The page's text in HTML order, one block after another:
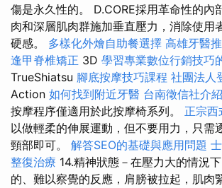
傷是永久性的。 D.CORE採用革命性的內
肉和深層肌肉群施加垂直壓力，消除使用
硬感。 多樣化外燴自助餐選擇 高雄牙醫
逢甲脊椎矯正 3D 學習專業數位行銷技巧
TrueShiatsu 腳底按摩技巧課程 社團法人
Action 如何找到附近牙醫 台南徵信社介紹
按摩程序僅適用於此按摩椅系列。 正宗西
以做輕柔的伸展運動，但不要用力，只需
頸部即可。 解答SEO的基礎與應用問題
整復治療 14.精神狀態－在壓力大的情況
的、難以察覺的反應，肩膀被拉起，肌肉